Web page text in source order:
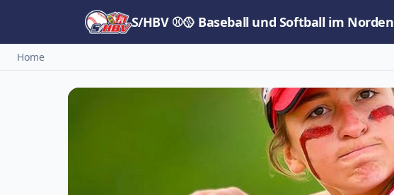
S/HBV ⚾🥎 Baseball und Softball im Norden
Home